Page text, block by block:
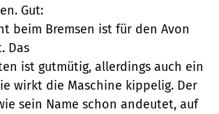
Gut:
beim Bremsen ist für den Avon
Das
ist gutmütig, allerdings auch ein
wirkt die Maschine kippelig. Der
sein Name schon andeutet, auf